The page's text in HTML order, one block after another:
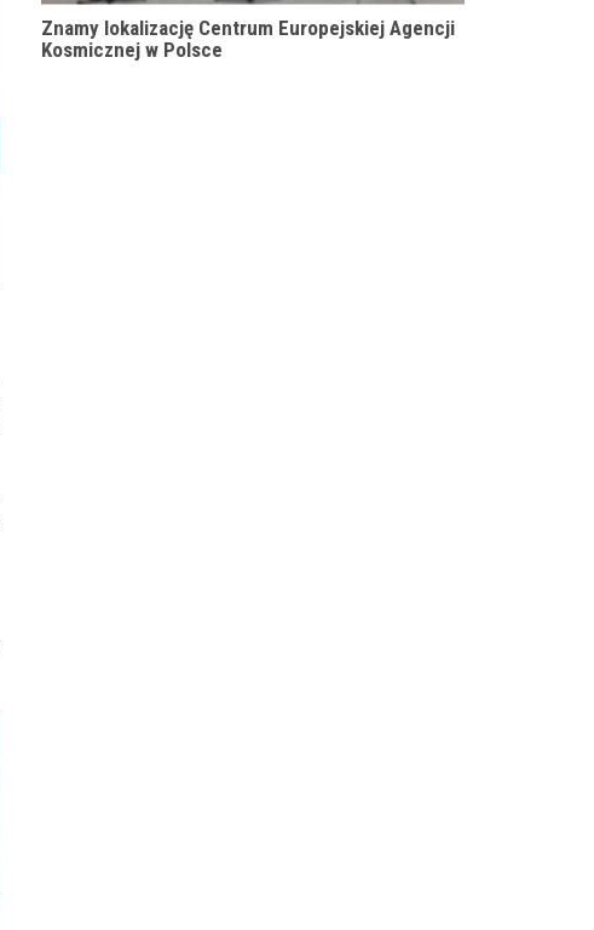
Znamy lokalizację Centrum Europejskiej Agencji
Kosmicznej w Polsce